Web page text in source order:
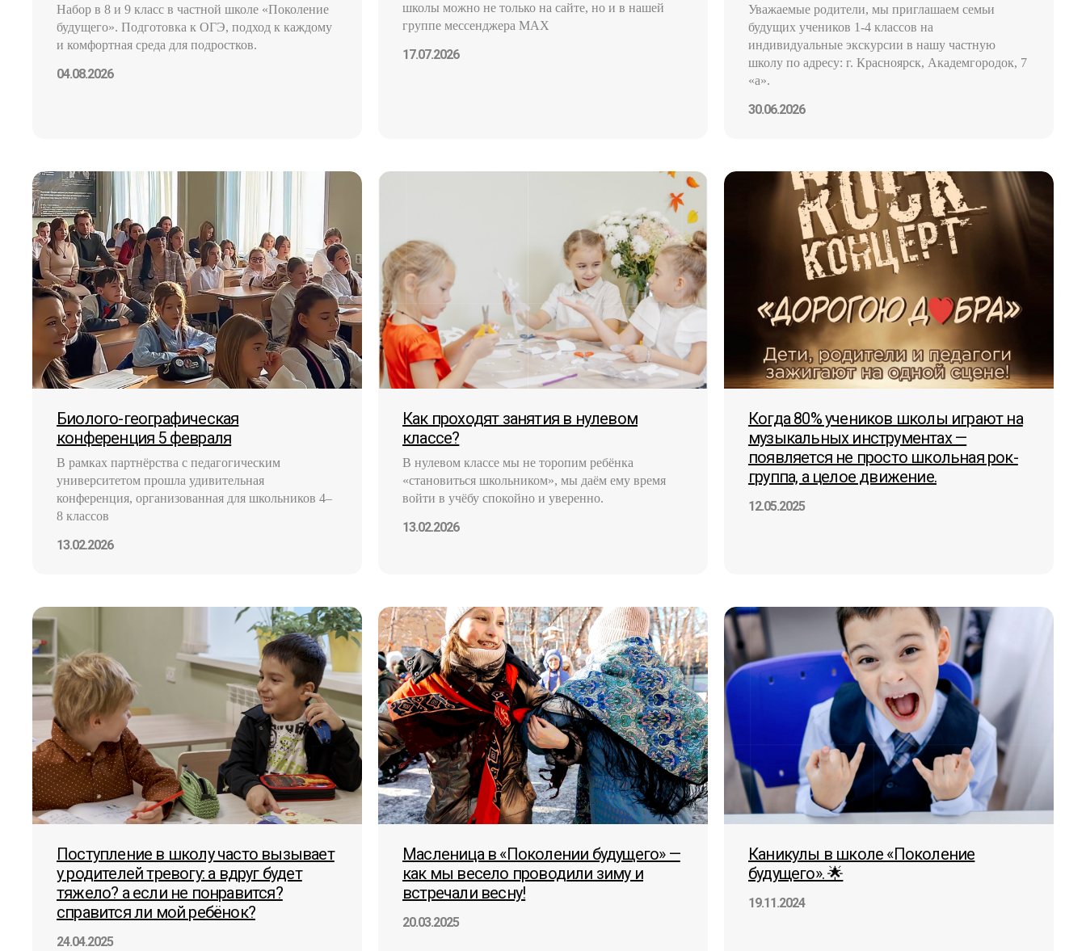
Набор в 8 и 9 класс в частной школе «Поколение
будущего». Подготовка к ОГЭ, подход к каждому
и комфортная среда для подростков.
04.08.2026
школы можно не только на сайте, но и в нашей
группе мессенджерa MAX
17.07.2026
Уважаемые родители, мы приглашаем семьи
будущих учеников 1-4 классов на
индивидуальные экскурсии в нашу частную
школу по адресу: г. Красноярск, Академгородок, 7
«а».
30.06.2026
Биолого-географическая
конференция 5 февраля
В рамках партнёрства с педагогическим
университетом прошла удивительная
конференция, организованная для школьников 4–
8 классов
13.02.2026
Как проходят занятия в нулевом
классе?
В нулевом классе мы не торопим ребёнка
«становиться школьником», мы даём ему время
войти в учёбу спокойно и уверенно.
13.02.2026
Когда 80% учеников школы играют на
музыкальных инструментах —
появляется не просто школьная рок-
группа, а целое движение.
12.05.2025
Поступление в школу часто вызывает
у родителей тревогу: а вдруг будет
тяжело? а если не понравится?
справится ли мой ребёнок?
24.04.2025
Масленица в «Поколении будущего» —
как мы весело проводили зиму и
встречали весну!
20.03.2025
Каникулы в школе «Поколение
будущего». 🌟
19.11.2024